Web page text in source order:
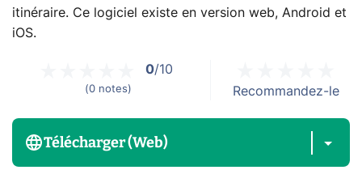
itinéraire. Ce logiciel existe en version web, Android et
iOS.
0/10
(0 notes) Recommandez-le
Télécharger (Web)